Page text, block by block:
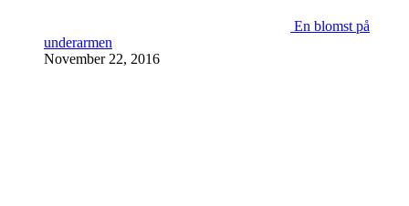
En blomst på
underarmen
November 22, 2016